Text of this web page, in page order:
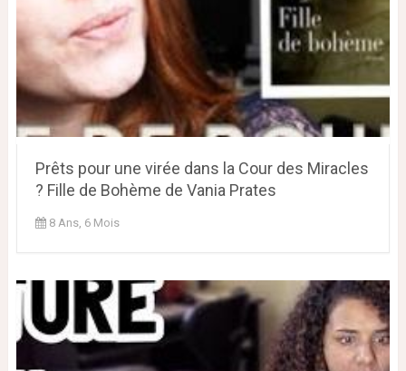
Prêts pour une virée dans la Cour des Miracles
? Fille de Bohème de Vania Prates
8 Ans, 6 Mois